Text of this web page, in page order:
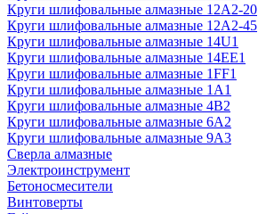
Круги шлифовальные алмазные 12А2-20
Круги шлифовальные алмазные 12А2-45
Круги шлифовальные алмазные 14U1
Круги шлифовальные алмазные 14ЕЕ1
Круги шлифовальные алмазные 1FF1
Круги шлифовальные алмазные 1А1
Круги шлифовальные алмазные 4В2
Круги шлифовальные алмазные 6A2
Круги шлифовальные алмазные 9А3
Сверла алмазные
Электроинструмент
Бетоносмесители
Винтоверты